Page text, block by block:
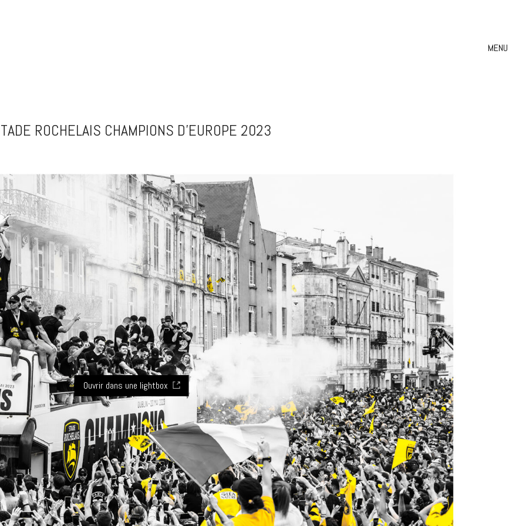
MENU
ROCHELAIS CHAMPIONS D’EUROPE 2023
Ouvrir dans une lightbox